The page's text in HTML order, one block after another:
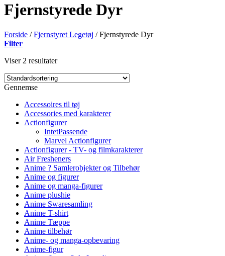
Fjernstyrede Dyr
Forside / Fjernstyret Legetøj /Fjernstyrede Dyr
Filter
Viser 2 resultater
Gennemse
Accessoires til tøj
Accessories med karakterer
Actionfigurer
IntetPassende
Marvel Actionfigurer
Actionfigurer - TV- og filmkarakterer
Air Fresheners
Anime ? Samlerobjekter og Tilbehør
Anime og figurer
Anime og manga-figurer
Anime plushie
Anime Swaresamling
Anime T-shirt
Anime Tæppe
Anime tilbehør
Anime- og manga-opbevaring
Anime-figur